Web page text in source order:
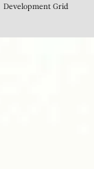
DevelopmentGrid